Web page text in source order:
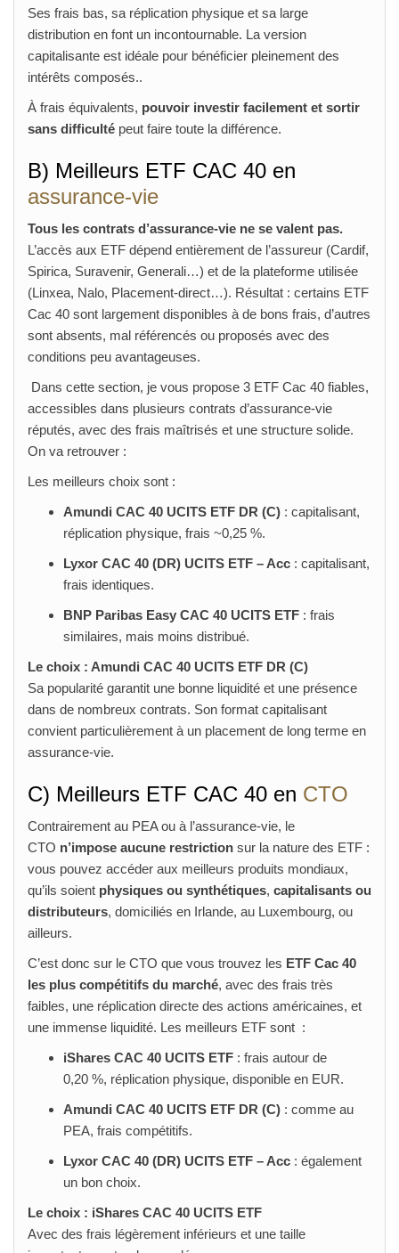
Ses frais bas, sa réplication physique et sa large
distribution en font un incontournable. La version
capitalisante est idéale pour bénéficier pleinement des
intérêts composés..
À frais équivalents, pouvoir investir facilement et sortir
sans difficulté peut faire toute la différence.
B) Meilleurs ETF CAC 40 en
assurance‑vie
Tous les contrats d’assurance-vie ne se valent pas.
L’accès aux ETF dépend entièrement de l’assureur (Cardif,
Spirica, Suravenir, Generali…) et de la plateforme utilisée
(Linxea, Nalo, Placement-direct…). Résultat : certains ETF
Cac 40 sont largement disponibles à de bons frais, d’autres
sont absents, mal référencés ou proposés avec des
conditions peu avantageuses.
Dans cette section, je vous propose 3 ETF Cac 40 fiables,
accessibles dans plusieurs contrats d’assurance-vie
réputés, avec des frais maîtrisés et une structure solide.
On va retrouver :
Les meilleurs choix sont :
Amundi CAC 40 UCITS ETF DR (C) : capitalisant,
réplication physique, frais ~0,25 %.
Lyxor CAC 40 (DR) UCITS ETF – Acc : capitalisant,
frais identiques.
BNP Paribas Easy CAC 40 UCITS ETF : frais
similaires, mais moins distribué.
Le choix : Amundi CAC 40 UCITS ETF DR (C)
Sa popularité garantit une bonne liquidité et une présence
dans de nombreux contrats. Son format capitalisant
convient particulièrement à un placement de long terme en
assurance‑vie.
C) Meilleurs ETF CAC 40 en CTO
Contrairement au PEA ou à l’assurance-vie, le
CTO n’impose aucune restriction sur la nature des ETF :
vous pouvez accéder aux meilleurs produits mondiaux,
qu’ils soient physiques ou synthétiques, capitalisants ou
distributeurs, domiciliés en Irlande, au Luxembourg, ou
ailleurs.
C’est donc sur le CTO que vous trouvez les ETF Cac 40
les plus compétitifs du marché, avec des frais très
faibles, une réplication directe des actions américaines, et
une immense liquidité. Les meilleurs ETF sont :
iShares CAC 40 UCITS ETF : frais autour de
0,20 %, réplication physique, disponible en EUR.
Amundi CAC 40 UCITS ETF DR (C) : comme au
PEA, frais compétitifs.
Lyxor CAC 40 (DR) UCITS ETF – Acc : également
un bon choix.
Le choix : iShares CAC 40 UCITS ETF
Avec des frais légèrement inférieurs et une taille